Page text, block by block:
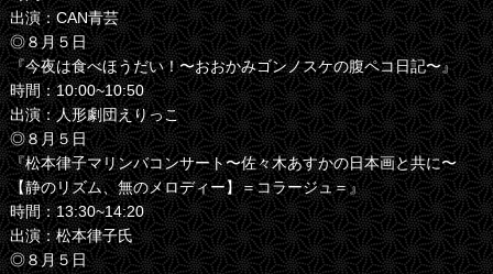
出演：CAN青芸
◎８月５日
『今夜は食べほうだい！〜おおかみゴンノスケの腹ペコ日記〜』
時間：10:00~10:50
出演：人形劇団えりっこ
◎８月５日
『松本律子マリンバコンサート〜佐々木あすかの日本画と共に〜
【静のリズム、無のメロディー】＝コラージュ＝』
時間：13:30~14:20
出演：松本律子氏
◎８月５日